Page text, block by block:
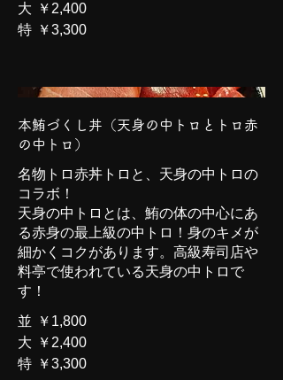
大
￥2,400
特 ￥3,300
本鮪づくし丼（天身の中トロとトロ赤
の中トロ）
名物トロ赤丼トロと、天身の中トロの
コラボ！
天身の中トロとは、鮪の体の中心にあ
る赤身の最上級の中トロ！身のキメが
細かくコクがあります。高級寿司店や
料亭で使われている天身の中トロで
す！
並
￥1,800
大
￥2,400
特 ￥3,300